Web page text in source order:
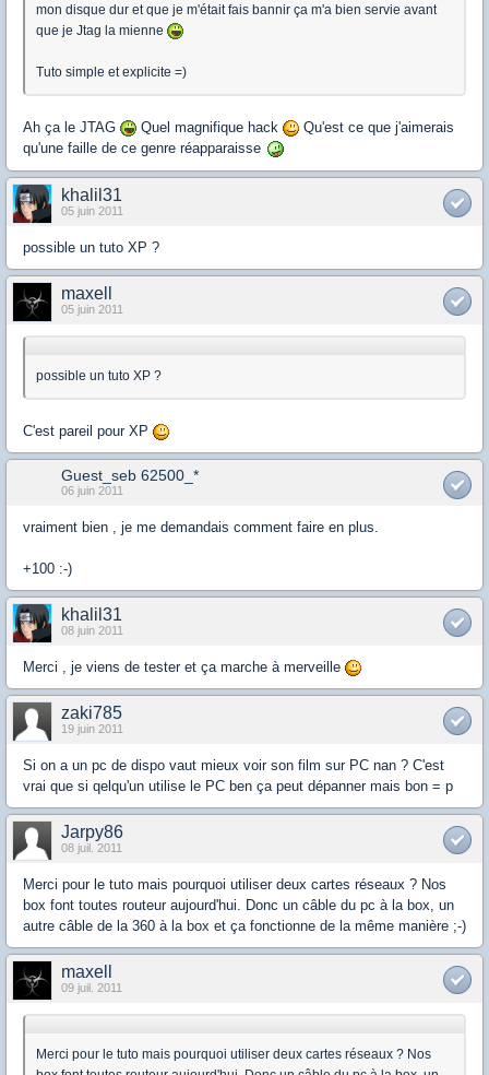
mon disque dur et que je m'était fais bannir ça m'a bien servie avant
que je Jtag la mienne
Tuto simple et explicite =)
Ah ça le JTAG Quel magnifique hack
Qu'est ce que j'aimerais
qu'une faille de ce genre réapparaisse
khalil31
05 juin 2011
possible un tuto XP ?
maxell
05 juin 2011
possible un tuto XP ?
C'est pareil pour XP
Guest_seb 62500_*
06 juin 2011
vraiment bien , je me demandais comment faire en plus.
+100 :-)
khalil31
08 juin 2011
Merci , je viens de tester et ça marche à merveille
zaki785
19 juin 2011
Si on a un pc de dispo vaut mieux voir son film sur PC nan ? C'est
vrai que si qelqu'un utilise le PC ben ça peut dépanner mais bon = p
Jarpy86
08 juil. 2011
Merci pour le tuto mais pourquoi utiliser deux cartes réseaux ? Nos
box font toutes routeur aujourd'hui. Donc un câble du pc à la box, un
autre câble de la 360 à la box et ça fonctionne de la même manière ;-)
maxell
09 juil. 2011
Merci pour le tuto mais pourquoi utiliser deux cartes réseaux ? Nos